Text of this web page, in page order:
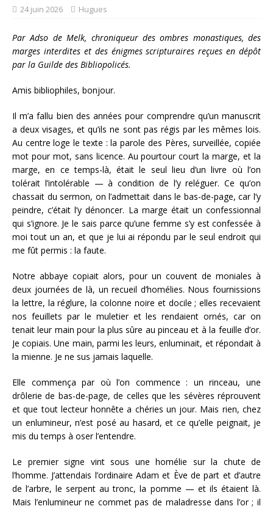
24 juin 2026 Hugues
Par Adso de Melk, chroniqueur des ombres monastiques, des
marges interdites et des énigmes scripturaires reçues en dépôt
par la Guilde des Bibliopolicés.
Amis bibliophiles, bonjour.
Il m’a fallu bien des années pour comprendre qu’un manuscrit
a deux visages, et qu’ils ne sont pas régis par les mêmes lois.
Au centre loge le texte : la parole des Pères, surveillée, copiée
mot pour mot, sans licence. Au pourtour court la marge, et la
marge, en ce temps-là, était le seul lieu d’un livre où l’on
tolérait l’intolérable — à condition de l’y reléguer. Ce qu’on
chassait du sermon, on l’admettait dans le bas-de-page, car l’y
peindre, c’était l’y dénoncer. La marge était un confessionnal
qui s’ignore. Je le sais parce qu’une femme s’y est confessée à
moi tout un an, et que je lui ai répondu par le seul endroit qui
me fût permis : la faute.
Notre abbaye copiait alors, pour un couvent de moniales à
deux journées de là, un recueil d’homélies. Nous fournissions
la lettre, la réglure, la colonne noire et docile ; elles recevaient
nos feuillets par le muletier et les rendaient ornés, car on
tenait leur main pour la plus sûre au pinceau et à la feuille d’or.
Je copiais. Une main, parmi les leurs, enluminait, et répondait à
la mienne. Je ne sus jamais laquelle.
Elle commença par où l’on commence : un rinceau, une
drôlerie de bas-de-page, de celles que les sévères réprouvent
et que tout lecteur honnête a chéries un jour. Mais rien, chez
un enlumineur, n’est posé au hasard, et ce qu’elle peignait, je
mis du temps à oser l’entendre.
Le premier signe vint sous une homélie sur la chute de
l’homme. J’attendais l’ordinaire Adam et Ève de part et d’autre
de l’arbre, le serpent au tronc, la pomme — et ils étaient là.
Mais l’enlumineur ne commet pas de maladresse dans l’or ; il